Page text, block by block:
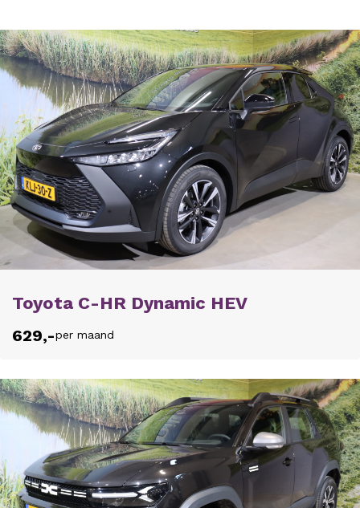
Toyota C-HR Dynamic HEV
629,-per maand